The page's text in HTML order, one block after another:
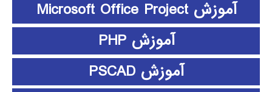
آموزش Microsoft Office Project
آموزش PHP
آموزش PSCAD